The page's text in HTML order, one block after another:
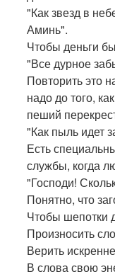
"Как звезд в
Аминь".
Чтобы деньги
"Все дурное
Повторить это
надо до того,
пеший
"Как пыль идет
Есть
службы, когда
"Господи!
Понятно, что
Чтобы шепотки
Произносить
Верить
В слова свою